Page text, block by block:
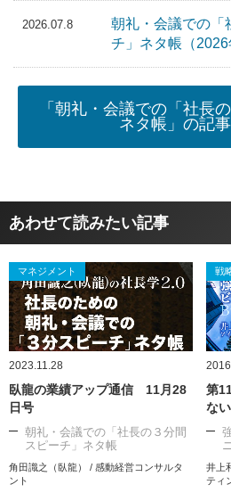
2026.07.8
朝礼・会議での「
チ」ネタ帳（2026
「朝礼・会議での「社長
ネタ帳」の記
あわせて読みたい記事
マネジメント
2023.11.28
臥龍の業績アップ通信 11月28
日号
朝礼・会議での「社長の３分間
スピーチ」ネタ帳
角田識之（臥龍） / 感動経営コンサルタ
ント
戦
第
ない
井上
ティ